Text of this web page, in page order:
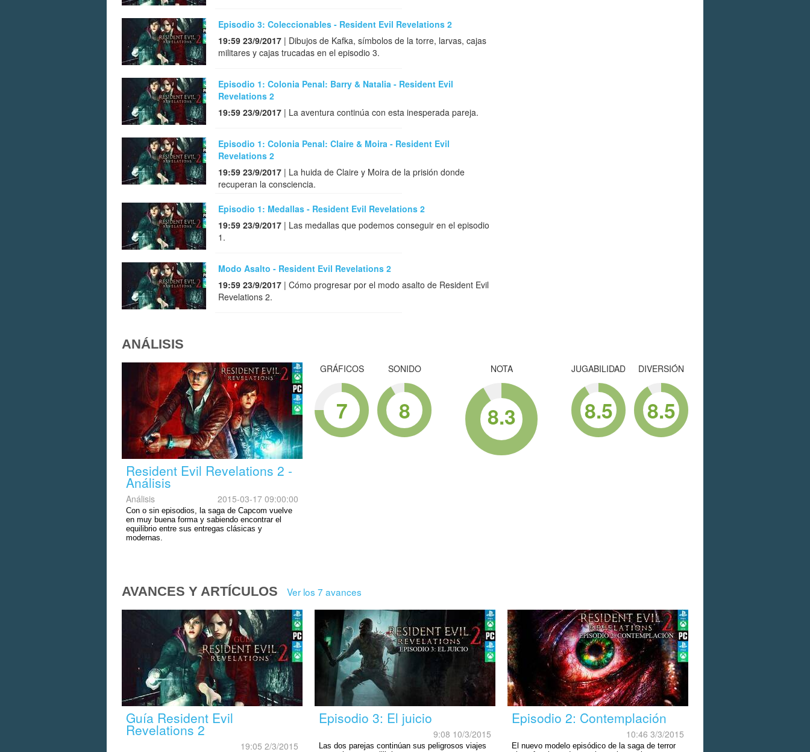
Episodio 3: Coleccionables - Resident Evil Revelations 2
19:59 23/9/2017 | Dibujos de Kafka, símbolos de la torre, larvas, cajas
militares y cajas trucadas en el episodio 3.
Episodio 1: Colonia Penal: Barry & Natalia - Resident Evil
Revelations 2
19:59 23/9/2017 | La aventura continúa con esta inesperada pareja.
Episodio 1: Colonia Penal: Claire & Moira - Resident Evil
Revelations 2
19:59 23/9/2017 | La huida de Claire y Moira de la prisión donde
recuperan la consciencia.
Episodio 1: Medallas - Resident Evil Revelations 2
19:59 23/9/2017 | Las medallas que podemos conseguir en el episodio
1.
Modo Asalto - Resident Evil Revelations 2
19:59 23/9/2017 | Cómo progresar por el modo asalto de Resident Evil
Revelations 2.
ANÁLISIS
Resident Evil Revelations 2 -
Análisis
Análisis 2015-03-17 09:00:00
Con o sin episodios, la saga de Capcom vuelve
en muy buena forma y sabiendo encontrar el
equilibrio entre sus entregas clásicas y
modernas.
GRÁFICOS
7
SONIDO
8
NOTA
8.3
DIVERSIÓN
8.5
JUGABILIDAD
8.5
AVANCES Y ARTÍCULOS Ver los 7 avances
Guía Resident Evil
Revelations 2
19:05 2/3/2015
Episodio 3: El juicio
9:08 10/3/2015
Las dos parejas continúan sus peligrosos viajes
Episodio 2: Contemplación
10:46 3/3/2015
El nuevo modelo episódico de la saga de terror